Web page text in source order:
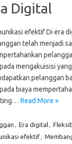
Digital
efektif Di era
telah menjadi
mengakuisisi
pelanggan
biaya
Read More »
, Era digital,
efektif,